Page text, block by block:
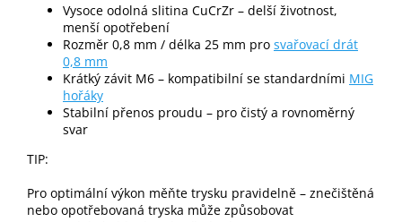
Vysoce odolná slitina CuCrZr – delší životnost,
menší opotřebení
Rozměr 0,8 mm / délka 25 mm pro svařovací drát
0,8 mm
Krátký závit M6 – kompatibilní se standardními MIG
hořáky
Stabilní přenos proudu – pro čistý a rovnoměrný
svar
TIP:
Pro optimální výkon měňte trysku pravidelně – znečištěná
nebo opotřebovaná tryska může způsobovat